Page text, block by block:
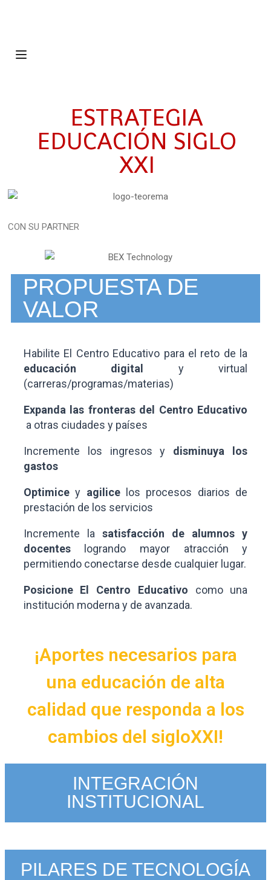
ESTRATEGIA
EDUCACIÓN SIGLO
XXI
CON SU PARTNER
PROPUESTA DE
VALOR
Habilite El Centro Educativo para el reto de la
educación digital y virtual
(carreras/programas/materias)
Expanda las fronteras del Centro Educativo
a otras ciudades y países
Incremente los ingresos y disminuya los
gastos
Optimicey agilice
los procesos diarios de
prestación de los servicios
Incremente la satisfacción de alumnos y
docentes
logrando mayor atracción y
permitiendo conectarse desde cualquier lugar.
Posicione El Centro Educativo como una
institución moderna y de avanzada.
¡Aportes necesarios para
una educación de alta
calidad que responda a los
cambios del sigloXXI!
INTEGRACIÓN
INSTITUCIONAL
PILARES DE TECNOLOGÍA